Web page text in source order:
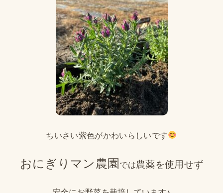
ちいさい紫色がかわいらしいです
おにぎりマン農園では農薬を使用せず